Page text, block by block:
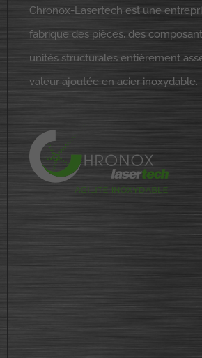
Chronox-Lasertech est une
fabrique des pièces, des
unités structurales entièrement
valeur ajoutée en acier inoxydable.